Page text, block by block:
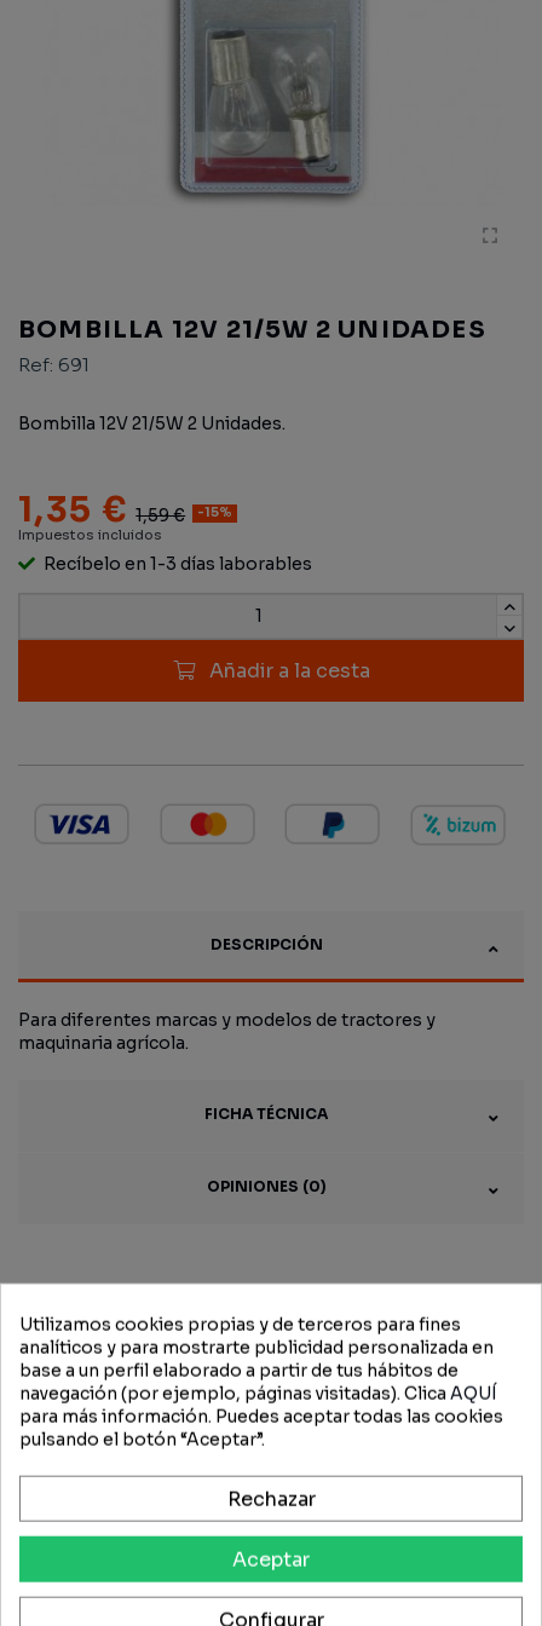
BOMBILLA 12V 21/5W 2 UNIDADES
Ref: 691
Bombilla 12V 21/5W 2 Unidades.
1,35 € 1,59 € -15%
Impuestos incluidos
Recíbelo en 1-3 días laborables
Añadir a la cesta
DESCRIPCIÓN
Para diferentes marcas y modelos de tractores y
maquinaria agrícola.
FICHA TÉCNICA
OPINIONES (0)
Productos
relacionados
Utilizamos cookies propias y de terceros para fines
analíticos y para mostrarte publicidad personalizada en
base a un perfil elaborado a partir de tus hábitos de
navegación (por ejemplo, páginas visitadas). Clica AQUÍ
para más información. Puedes aceptar todas las cookies
pulsando el botón “Aceptar”.
Rechazar
Aceptar
Configurar